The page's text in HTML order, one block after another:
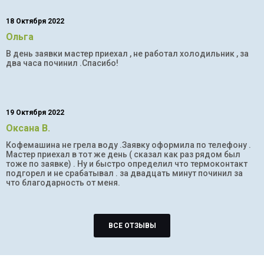
18 Октября 2022
Ольга
В день заявки мастер приехал , не работал холодильник , за
два часа починил .Спасибо!
19 Октября 2022
Оксана В.
Кофемашина не грела воду .Заявку оформила по телефону .
Мастер приехал в тот же день ( сказал как раз рядом был
тоже по заявке) . Ну и быстро определил что термоконтакт
подгорел и не срабатывал . за двадцать минут починил за
что благодарность от меня.
ВСЕ ОТЗЫВЫ